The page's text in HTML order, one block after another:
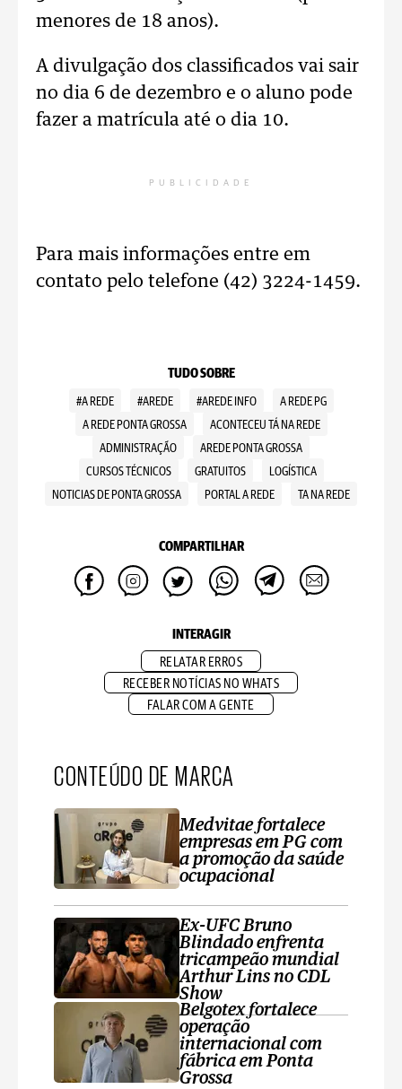
menores de 18 anos).
A divulgação dos classificados vai sair
no dia 6 de dezembro e o aluno pode
fazer a matrícula até o dia 10.
PUBLICIDADE
Para mais informações entre em
contato pelo telefone (42) 3224-1459.
TUDO SOBRE
#A REDE #AREDE #AREDE INFO
A REDE PG
A REDE PONTA GROSSA
ACONTECEU TÁ NA REDE
ADMINISTRAÇÃO
AREDE PONTA GROSSA
CURSOS TÉCNICOS
GRATUITOS
LOGÍSTICA
NOTICIAS DE PONTA GROSSA
PORTAL A REDE TA NA REDE
COMPARTILHAR
INTERAGIR
RELATAR ERROS
RECEBER NOTÍCIAS NO WHATS
FALAR COM A GENTE
CONTEÚDO DE MARCA
Medvitae fortalece
empresas em PG com
a promoção da saúde
ocupacional
Ex-UFC Bruno
Blindado enfrenta
tricampeão mundial
Arthur Lins no CDL
Show
Belgotex fortalece
operação
internacional com
fábrica em Ponta
Grossa